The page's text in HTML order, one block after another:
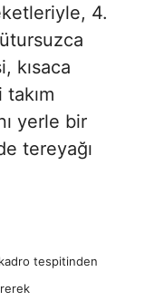
4.
kısaca
yerle bir
tereyağı
tespitinden